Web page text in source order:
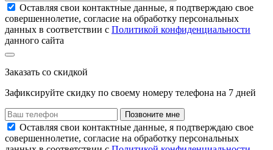
Оставляя свои контактные данные, я подтверждаю свое
совершеннолетие, согласие на обработку персональных
данных в соответствии с Политикой конфиденциальности
данного сайта
Заказать со скидкой
Зафиксируйте скидку по своему номеру телефона на 7 дней
Позвоните мне
Оставляя свои контактные данные, я подтверждаю свое
совершеннолетие, согласие на обработку персональных